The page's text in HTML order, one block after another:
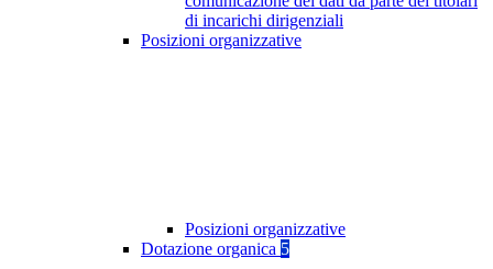
di incarichi dirigenziali
Posizioni organizzative
Posizioni organizzative
Dotazione organica 5